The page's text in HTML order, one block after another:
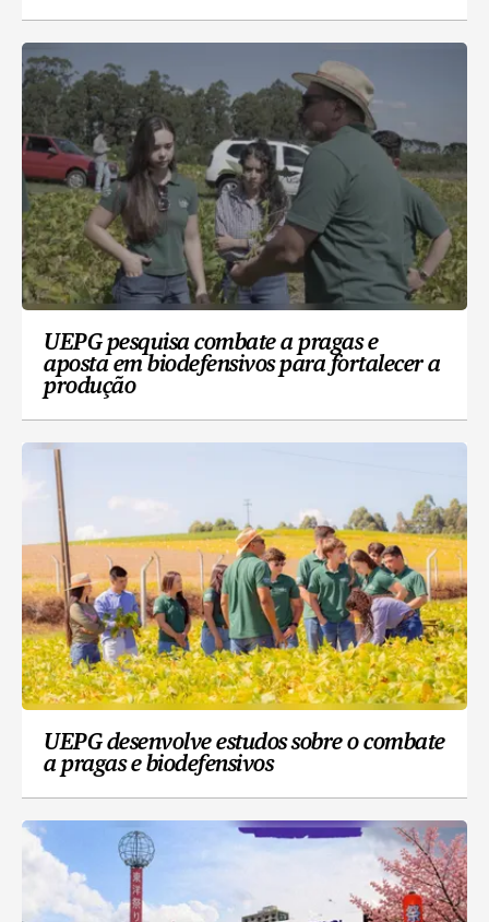
UEPG pesquisa combate a pragas e
aposta em biodefensivos para fortalecer a
produção
UEPG desenvolve estudos sobre o combate
a pragas e biodefensivos